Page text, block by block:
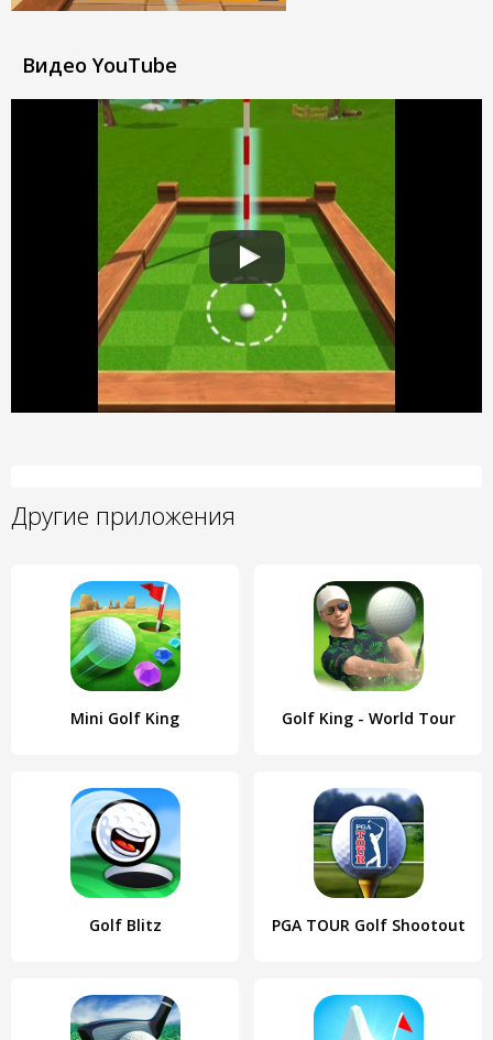
Видео YouTube
Другие приложения
Mini Golf King Golf King - World Tour
Golf Blitz PGA TOUR Golf Shootout